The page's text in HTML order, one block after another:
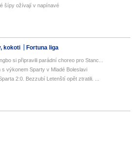
šípy ožívají v napínavé
kokoti Fortuna liga
si připravili parádní choreo pro Stanc...
s výkonem Sparty v Mladé Boleslavi
2:0. Bezzubí Letenští opět ztratili. ...